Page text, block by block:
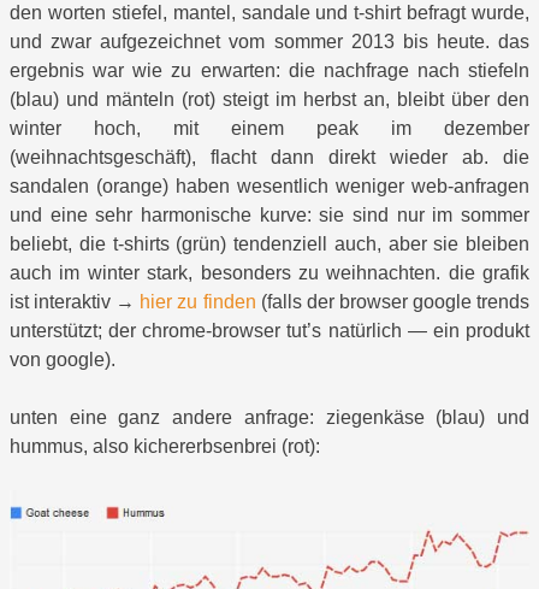
den worten stiefel, mantel, sandale und t-shirt befragt wurde,
und zwar aufgezeichnet vom sommer 2013 bis heute. das
ergebnis war wie zu erwarten: die nachfrage nach stiefeln
(blau) und mänteln (rot) steigt im herbst an, bleibt über den
winter hoch, mit einem peak im dezember
(weihnachtsgeschäft), flacht dann direkt wieder ab. die
sandalen (orange) haben wesentlich weniger web-anfragen
und eine sehr harmonische kurve: sie sind nur im sommer
beliebt, die t-shirts (grün) tendenziell auch, aber sie bleiben
auch im winter stark, besonders zu weihnachten. die grafik
ist interaktiv → hier zu finden (falls der browser google trends
unterstützt; der chrome-browser tut’s natürlich — ein produkt
von google).
unten eine ganz andere anfrage: ziegenkäse (blau) und
hummus, also kichererbsenbrei (rot):